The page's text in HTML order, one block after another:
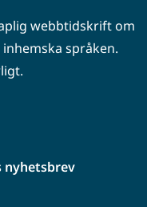
webbtidskrift om
språken.
nyhetsbrev